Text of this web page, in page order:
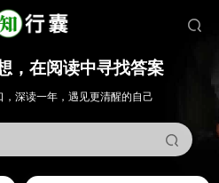
，在阅读中寻找答案
深读一年，遇见更清醒的自己